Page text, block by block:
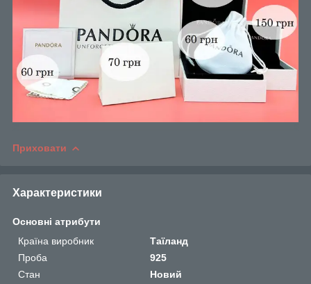
Приховати
Характеристики
Основні атрибути
Країна виробник
Таїланд
Проба
925
Стан
Новий